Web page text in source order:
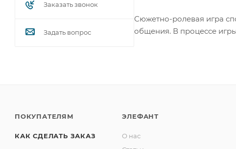
Сюжетно-ролевая игра
общения. В процессе
Заказать звонок
Задать вопрос
ПОКУПАТЕЛЯМ
КАК СДЕЛАТЬ ЗАКАЗ
ЭЛЕФАНТ
О нас